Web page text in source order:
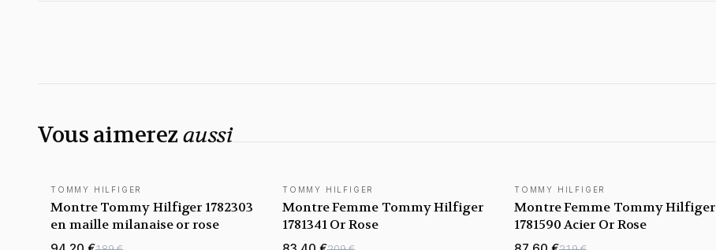
Vous aimerezaussi
TOMMY HILFIGER
Montre Tommy Hilfiger 1782303
en maille milanaise or rose
TOMMY HILFIGER
Montre Femme Tommy Hilfiger
1781341 Or Rose
TOMMY HILFIGER
Montre Femme Tommy Hilfiger
1781590 Acier Or Rose